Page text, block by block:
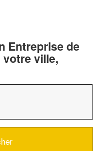
Entreprise de
ville,